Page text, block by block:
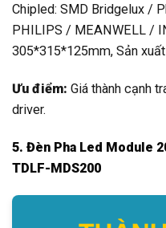
Chipled: SMD Bridgelux /
PHILIPS / MEANWELL /
305*315*125mm, Sản
Ưu điểm: Giá thành cạnh
driver.
5. Đèn Pha Led Module
TDLF-MDS200